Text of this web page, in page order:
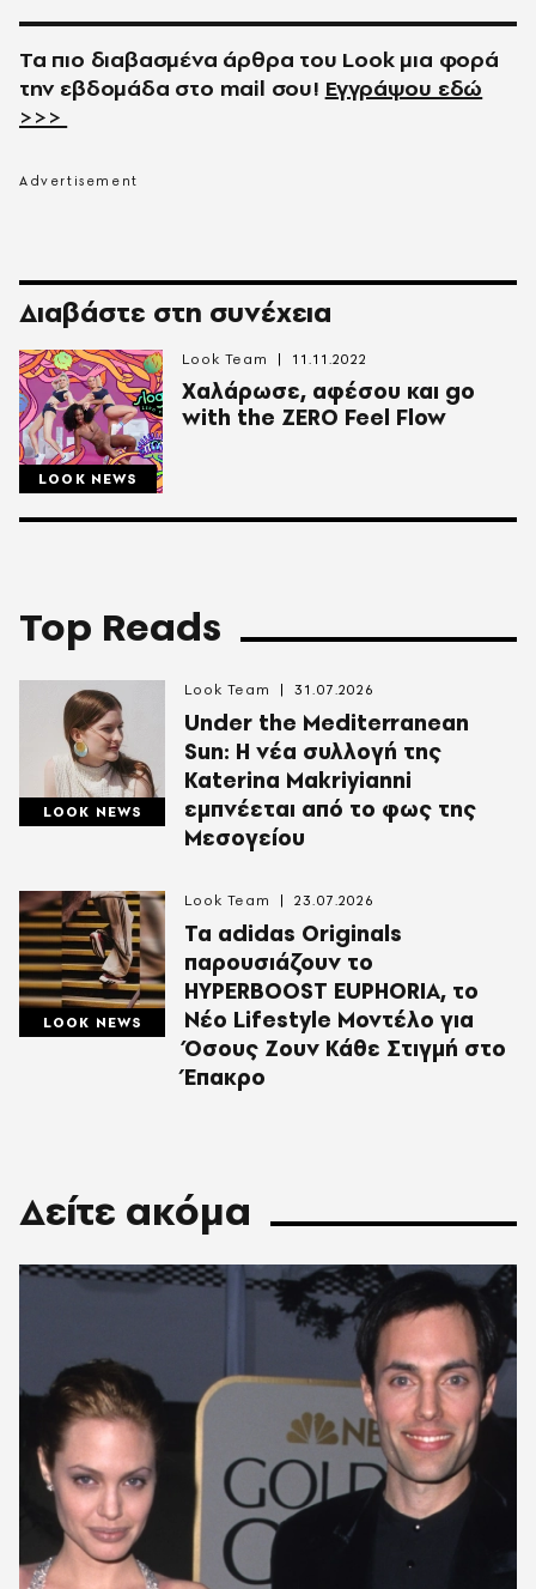
Τα πιο διαβασμένα άρθρα του Look μια φορά
την εβδομάδα στο mail σου! Εγγράψου εδώ
>>>
Διαβάστε στη συνέχεια
LOOK NEWS
Χαλάρωσε, αφέσου και go
with the ZERO Feel Flow
Look Team 11.11.2022
Top Reads
LOOK NEWS
Under the Mediterranean
Sun: Η νέα συλλογή της
Katerina Makriyianni
εμπνέεται από το φως της
Μεσογείου
Look Team 31.07.2026
LOOK NEWS
Τα adidas Originals
παρουσιάζουν το
HYPERBOOST EUPHORIA, το
Νέο Lifestyle Μοντέλο για
Όσους Ζουν Κάθε Στιγμή στο
Έπακρο
Look Team 23.07.2026
Δείτε ακόμα